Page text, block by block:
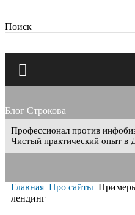
Поиск
Блог Строкова
Профессионал против
Чистый практический опыт в
Главная Про сайты
лендинг